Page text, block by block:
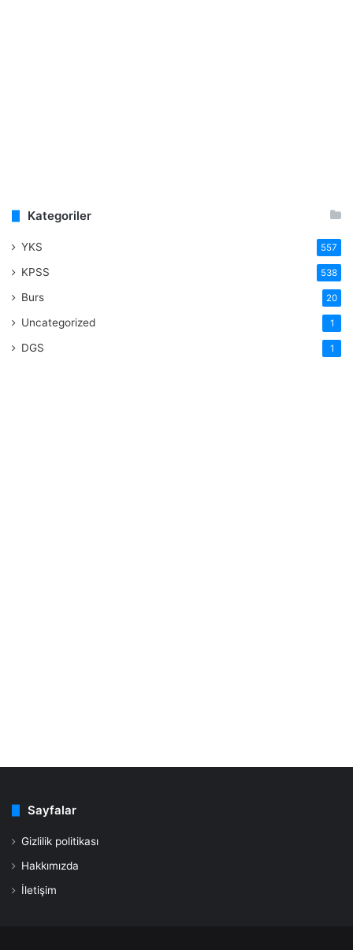
Kategoriler
YKS 557
KPSS 538
Burs 20
Uncategorized 1
DGS 1
Sayfalar
Gizlilik politikası
Hakkımızda
İletişim